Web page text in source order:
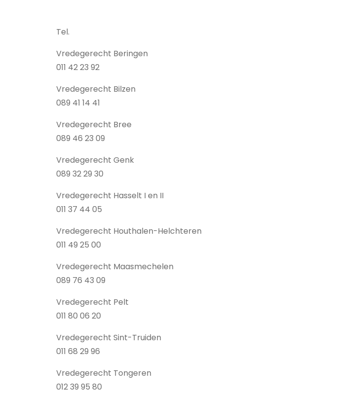
Tel.
Vredegerecht Beringen
011 42 23 92
Vredegerecht Bilzen
089 41 14 41
Vredegerecht Bree
089 46 23 09
Vredegerecht Genk
089 32 29 30
Vredegerecht Hasselt I en II
011 37 44 05
Vredegerecht Houthalen-Helchteren
011 49 25 00
Vredegerecht Maasmechelen
089 76 43 09
Vredegerecht Pelt
011 80 06 20
Vredegerecht Sint-Truiden
011 68 29 96
Vredegerecht Tongeren
012 39 95 80